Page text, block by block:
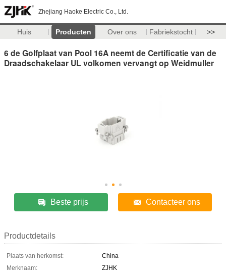
Zhejiang Haoke Electric Co., Ltd.
Huis Producten Over ons Fabriekstocht >>
6 de Golfplaat van Pool 16A neemt de Certificatie van de
Draadschakelaar UL volkomen vervangt op Weidmuller
Beste prijs Contacteer ons
Productdetails
Plaats van herkomst:
China
Merknaam:
ZJHK